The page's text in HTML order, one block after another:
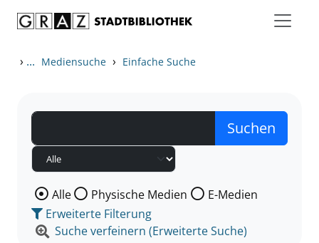
› ... Mediensuche › Einfache Suche
Wählen Sie die Medienart nach der Sie suchen wollen.
Alle Physische Medien
E-Medien
Erweiterte Filterung
Suche verfeinern (Erweiterte Suche)